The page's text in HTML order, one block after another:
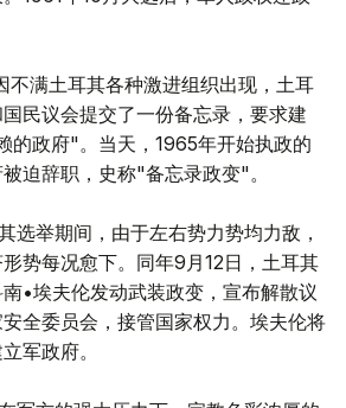
不满土耳其各种激进组织出现，土耳
民议会提交了一份备忘录，要求建
的政府"。当天，1965年开始执政的
迫辞职，史称"备忘录政变"。
选举期间，由于左右势力势均力敌，
势每况愈下。同年9月12日，土耳其
•埃夫伦发动武装政变，宣布解散议
全委员会，接管国家权力。埃夫伦将
军政府。